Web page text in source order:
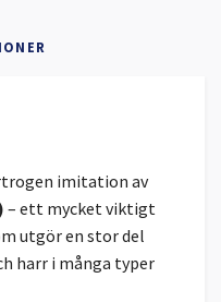
imitation av
– ett mycket viktigt
utgör en stor del
harr i många typer